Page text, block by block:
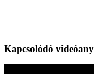
Kapcsolódó